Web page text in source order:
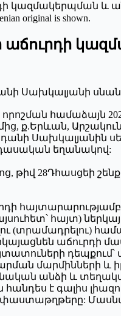
կազմակերպման և
original is shown.
աճուրդի
Սախկալյանի
որոշման համաձայն
ք.Երևան,
Սախկալյանին
եղանակով:
թիվ 28Դհասցեի
հայտ)
(տրամադրելու)
աճուրդի
մարմինների
անձի և
է գալիս